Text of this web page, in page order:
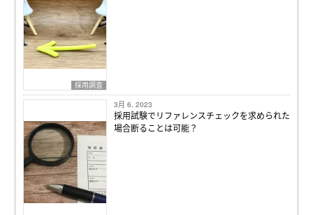
採用調査
3月 6, 2023
採用試験でリファレンスチェックを求められた
場合断ることは可能？